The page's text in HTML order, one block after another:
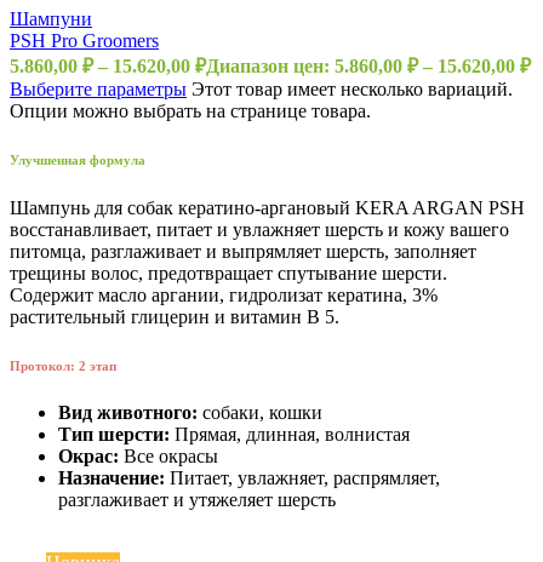
Шампуни
PSH Pro Groomers
5.860,00 ₽ – 15.620,00 ₽Диапазон цен: 5.860,00 ₽ – 15.620,00 ₽
Выберите параметры Этот товар имеет несколько вариаций.
Опции можно выбрать на странице товара.
Улучшенная формула
Шампунь для собак кератино-аргановый KERA ARGAN PSH
восстанавливает, питает и увлажняет шерсть и кожу вашего
питомца, разглаживает и выпрямляет шерсть, заполняет
трещины волос, предотвращает спутывание шерсти.
Содержит масло аргании, гидролизат кератина, 3%
растительный глицерин и витамин B 5.
Протокол: 2 этап
Вид животного: собаки, кошки
Тип шерсти: Прямая, длинная, волнистая
Окрас: Все окрасы
Назначение: Питает, увлажняет, распрямляет,
разглаживает и утяжеляет шерсть